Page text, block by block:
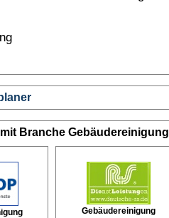
Branche Gebäudereinigung
Gebäudereinigung